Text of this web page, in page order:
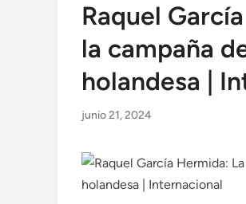
Raquel
la campaña
holandesa |
junio 21, 2024